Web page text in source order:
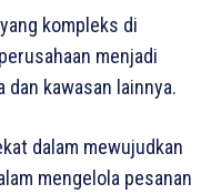
kompleks di
menjadi
kawasan lainnya.
dalam mewujudkan
mengelola pesanan